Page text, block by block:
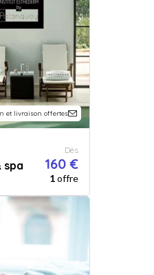
et livraison offertes
spa
Dès
160 €
1offre